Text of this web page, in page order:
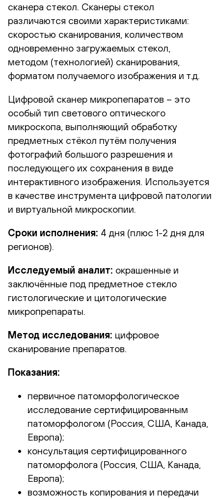
сканера стекол. Сканеры стекол
различаются своими характеристиками:
скоростью сканирования, количеством
одновременно загружаемых стекол,
методом (технологией) сканирования,
форматом получаемого изображения и т.д.
Цифровой сканер микропепаратов – это
особый тип светового оптического
микроскопа, выполняющий обработку
предметных стёкол путём получения
фотографий большого разрешения и
последующего их сохранения в виде
интерактивного изображения. Используется
в качестве инструмента цифровой патологии
и виртуальной микроскопии.
Сроки исполнения: 4 дня (плюс 1-2 дня для
регионов).
Исследуемый аналит: окрашенные и
заключённые под предметное стекло
гистологические и цитологические
микропрепараты.
Метод исследования: цифровое
сканирование препаратов.
Показания:
первичное патоморфологическое
исследование сертифицированным
патоморфологом (Россия, США, Канада,
Европа);
консультация сертифицированного
патоморфолога (Россия, США, Канада,
Европа);
возможность копирования и передачи